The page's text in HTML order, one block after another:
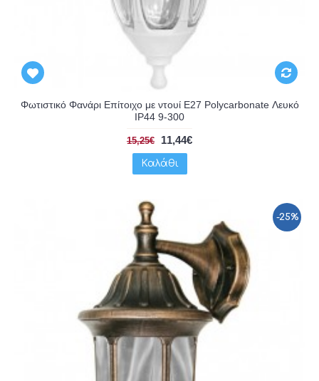
Φωτιστικό Φανάρι Επίτοιχο με ντουί E27 Polycarbonate Λευκό
IP44 9-300
15,25€ 11,44€
Καλάθι
-25%